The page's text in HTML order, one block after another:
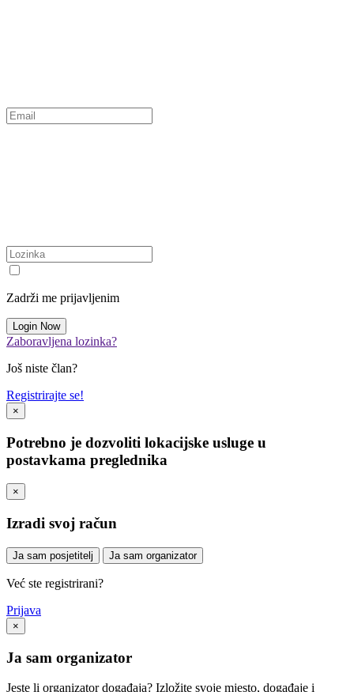
Zadrži me prijavljenim
Zaboravljena lozinka?
Još niste član?
Registrirajte se!
×
Potrebno je dozvoliti lokacijske usluge u
postavkama preglednika
×
Izradi svoj račun
Ja sam posjetitelj Ja sam organizator
Već ste registrirani?
Prijava
×
Ja sam organizator
Jeste li organizator događaja? Izložite svoje mjesto, događaje i